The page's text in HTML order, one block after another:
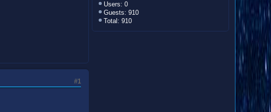
Users: 0
Guests: 910
Total: 910
#1